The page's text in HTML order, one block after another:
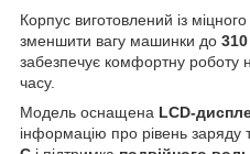
Корпус виготовлений із
зменшити вагу машинки до 310
забезпечує комфортну роботу
часу.
Модель оснащена LCD-
інформацію про рівень заряду